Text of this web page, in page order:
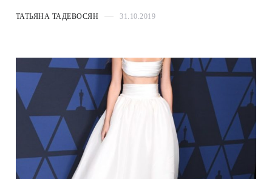
ТАТЬЯНА ТАДЕВОСЯН 31.10.2019